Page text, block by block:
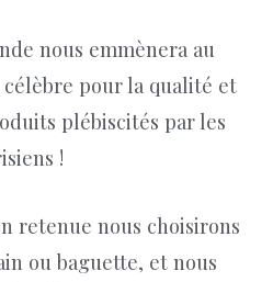
nous emmènera au
pour la qualité et
plébiscités par les
!
retenue nous choisirons
ou baguette, et nous